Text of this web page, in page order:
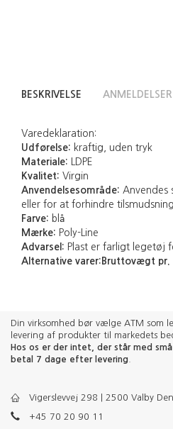
BESKRIVELSE ANMELDELSER
Varedeklaration:
Udførelse: kraftig, uden tryk
Materiale: LDPE
Kvalitet: Virgin
Anvendelsesområde: Anvendes
eller for at forhindre
Farve: blå
Mærke: Poly-Line
Advarsel: Plast er farligt legetøj
Alternative varer: Bruttovægt pr.
Din virksomhed bør vælge ATM som
levering af produkter til markedets
Hos os er der intet, der står med
betal 7 dage efter levering
Vigerslevvej 298 | 2500 Valby
+45 70 20 90 11